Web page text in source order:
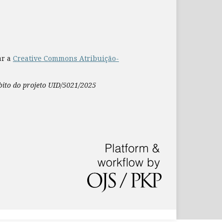
a Creative Commons Atribuição-
do projeto UID/5021/2025